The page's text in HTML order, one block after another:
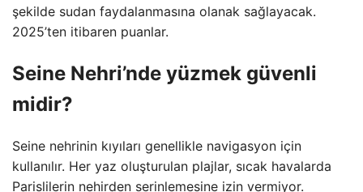
şekilde sudan faydalanmasına olanak sağlayacak.
2025’ten itibaren puanlar.
Seine Nehri’nde yüzmek güvenli
midir?
Seine nehrinin kıyıları genellikle navigasyon için
kullanılır. Her yaz oluşturulan plajlar, sıcak havalarda
Parislilerin nehirden serinlemesine izin vermiyor.